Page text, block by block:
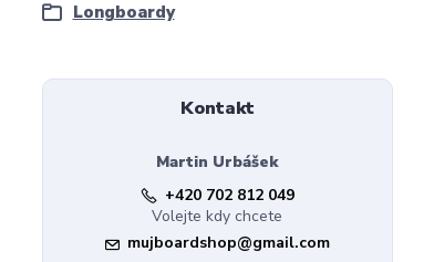
Longboardy
Kontakt
Martin Urbášek
+420 702 812 049
Volejte kdy chcete
mujboardshop@gmail.com